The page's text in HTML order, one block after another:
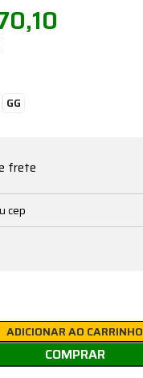
GG
frete
ADICIONAR AO CARRINHO
COMPRAR